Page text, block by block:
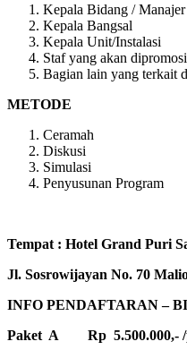
Kepala Bidang /
Kepala Bangsal
Kepala Unit/Instalasi
Staf yang akan
Bagian lain yang terkait
METODE
Ceramah
Diskusi
Simulasi
Penyusunan Program
Tempat : Hotel Grand Puri
Jl. Sosrowijayan No. 70
INFO PENDAFTARAN –
Paket A Rp 5.500.000,- /